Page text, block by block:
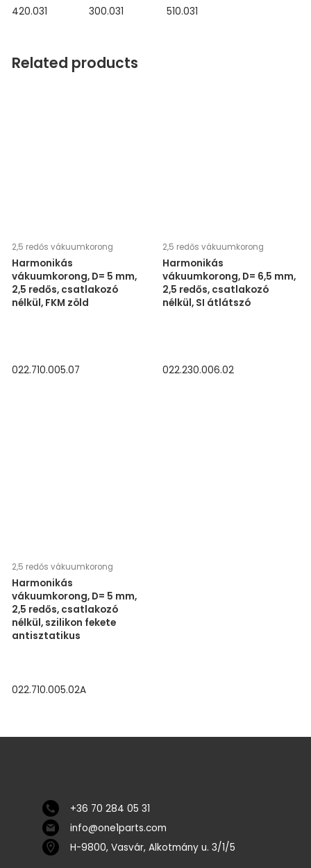
420.031 300.031 510.031
Related products
2,5 redős vákuumkorong
Harmonikás
vákuumkorong, D= 5 mm,
2,5 redős, csatlakozó
nélkül, FKM zöld
022.710.005.07
2,5 redős vákuumkorong
Harmonikás
vákuumkorong, D= 6,5 mm,
2,5 redős, csatlakozó
nélkül, SI átlátszó
022.230.006.02
2,5 redős vákuumkorong
Harmonikás
vákuumkorong, D= 5 mm,
2,5 redős, csatlakozó
nélkül, szilikon fekete
antisztatikus
022.710.005.02A
+36 70 284 05 31
info@one1parts.com
H-9800, Vasvár, Alkotmány u. 3/1/5